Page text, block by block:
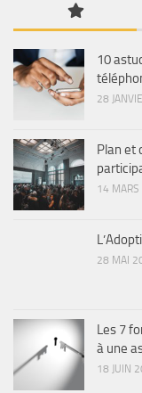
10
28
Plan et
14
28 MAI
Les 7
à une
18 JUIN